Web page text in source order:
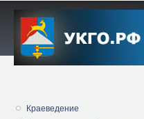
Краеведение